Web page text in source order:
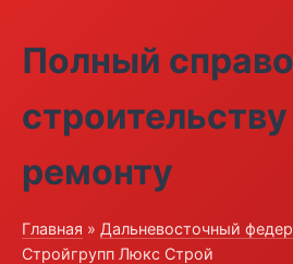
Полный
строительству
ремонту
Главная » Дальневосточный
Стройгрупп Люкс Строй